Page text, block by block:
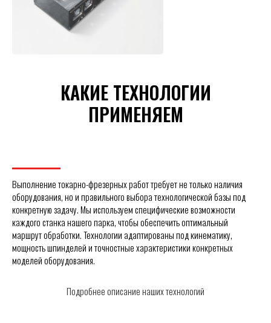
КАКИЕ ТЕХНОЛОГИИ
ПРИМЕНЯЕМ
Выполнение токарно-фрезерных работ требует не только наличия
оборудования, но и правильного выбора технологической базы под
конкретную задачу. Мы используем специфические возможности
каждого станка нашего парка, чтобы обеспечить оптимальный
маршрут обработки. Технологии адаптированы под кинематику,
мощность шпинделей и точностные характеристики конкретных
моделей оборудования.
Подробнее описание наших технологий